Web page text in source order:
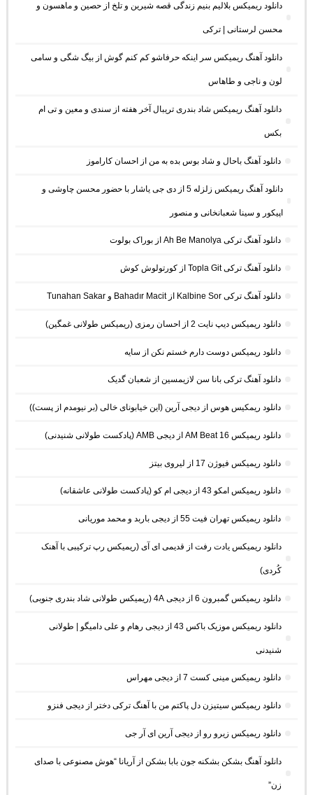
دانلود ریمیکس بلالیم بنیم زندگی قصه شیرین و تلخ از حصین و ماهسون و
محسن لرستانی | ترکی
دانلود آهنگ ریمیکس سر اینکه حرفاشو کم کنم گوش از بیگ شگی و سامی
لون و ناجی و طاهاس
دانلود آهنگ ریمیکس شاد بندری تریبال آخر هفته از سندی و معین و تی ام
بکس
دانلود آهنگ باحال و شاد بوس بده به من از احسان کاراموز
دانلود آهنگ ریمیکس زلزله 5 از دی جی یاشار با حضور محسن چاوشی و
اپیکور و سینا شعبانخانی و منصور
دانلود آهنگ ترکی Ah Be Manolya از بوراک بولوت
دانلود آهنگ ترکی Topla Git از کورتولوش کوش
دانلود آهنگ ترکی Kalbine Sor از Bahadır Macit و Tunahan Sakar
دانلود ریمیکس دیپ نایت 2 از احسان رمزی (ریمیکس طولانی غمگین)
دانلود ریمیکس دوست دارم خستم نکن از سایه
دانلود آهنگ ترکی بانا سن لازیمسین از شعبان گدیک
دانلود ریمکیس هوس از دیجی آرین (این خیابونای خالی (بر نیومدم از پست))
دانلود ریمیکس AM Beat 16 از دیجی AMB (پادکست طولانی شنیدنی)
دانلود ریمیکس فیوژن 17 از لیروی بیتز
دانلود ریمیکس امکو 43 از دیجی ام کو (پادکست طولانی عاشقانه)
دانلود ریمیکس تهران فیت 55 از دیجی باربد و محمد موریانی
دانلود ریمیکس یادت رفت از قدیمی ای آی (ریمیکس رپ ترکیبی با آهنک
کُردی)
دانلود ریمیکس گمبرون 6 از دیجی 4A (ریمیکس طولانی شاد بندری جنوبی)
دانلود ریمیکس موزیک باکس 43 از دیجی رهام و علی دامیگو | طولانی
شنیدنی
دانلود ریمیکس مینی کست 7 از دیجی مهراس
دانلود ریمیکس سیتیزن دل پاکتم من با آهنگ ترکی دختر از دیجی فنزو
دانلود ریمیکس زیرو رو از دیجی آرین ای آر جی
دانلود آهنگ بشکن بشکنه جون بابا بشکن از آریانا “هوش مصنوعی با صدای
زن”